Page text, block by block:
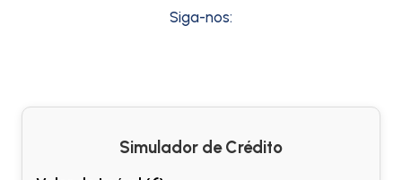
Siga-nos:
Simulador de Crédito